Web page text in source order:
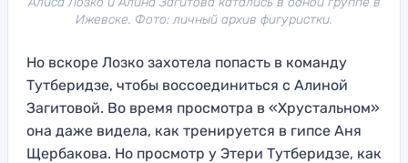
Ижевске. Фото: личный архив фигуристки.
Но вскоре Лозко захотела попасть в команду
Тутберидзе, чтобы воссоединиться с Алиной
Загитовой. Во время просмотра в «Хрустальном»
она даже видела, как тренируется в гипсе Аня
Щербакова. Но просмотр у Этери Тутберидзе, как